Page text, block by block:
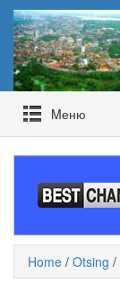
Mеню
Home / Otsing /